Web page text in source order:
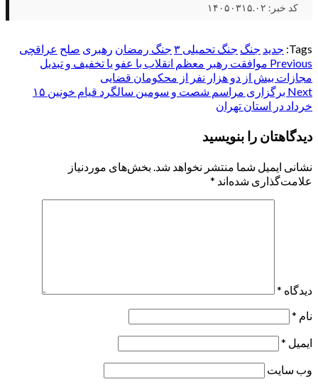
کد خبر: ۱۴۰۵۰۳۱۵.۰۲
Tags: جدید جنگ جنگ تحمیلی ۳ جنگ رمضان رهبری صلح عراقچی
Post
navigation
Previous موافقت رهبر معظم انقلاب با عفو یا تخفیف و تبدیل
مجازات بیش از دو هزار نفر از محکومان قضایی
Next
برگزاری مراسم شصت و سومین سالگرد قیام خونین ۱۵
خرداد در استان تهران
دیدگاهتان را بنویسید
نشانی ایمیل شما منتشر نخواهد شد. بخش‌های موردنیاز
علامت‌گذاری شده‌اند *
دیدگاه *
نام *
ایمیل *
وب‌ سایت